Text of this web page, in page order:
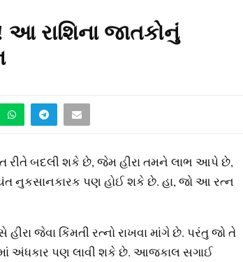
આ રાશિના જાતકોનું
રીતે બદલી શકે છે, જેમ હીરા તમને લાભ આપે છે,
નુકસાનકારક પણ હોઈ શકે છે. હા, જો આ રત્ન
જેવા કિંમતી રત્નો રાખવા માંગે છે. પરંતુ જો તે
અંધકાર પણ લાવી શકે છે. આજકાલ સગાઈ